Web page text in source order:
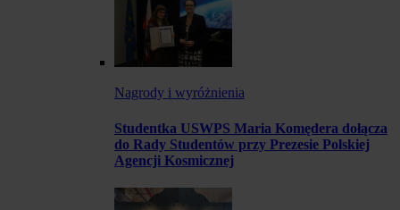
Nagrody i wyróżnienia
Studentka USWPS Maria Komędera dołącza
do Rady Studentów przy Prezesie Polskiej
Agencji Kosmicznej